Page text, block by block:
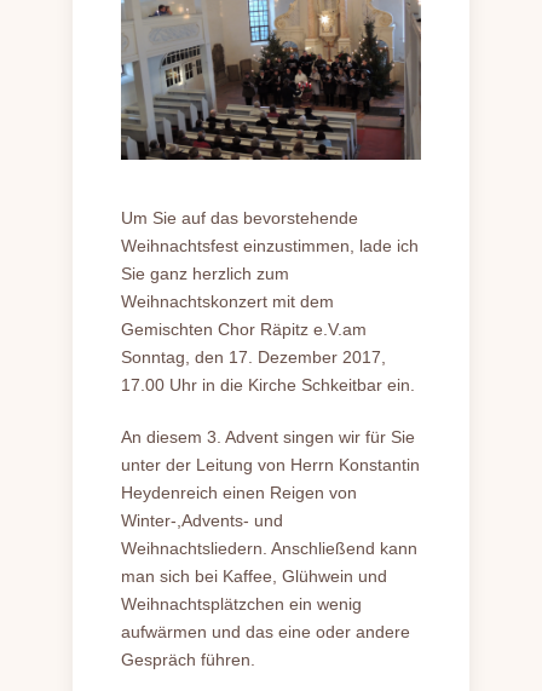
Um Sie auf das bevorstehende
Weihnachtsfest einzustimmen, lade ich
Sie ganz herzlich zum
Weihnachtskonzert mit dem
Gemischten Chor Räpitz e.V.am
Sonntag, den 17. Dezember 2017,
17.00 Uhr in die Kirche Schkeitbar ein.
An diesem 3. Advent singen wir für Sie
unter der Leitung von Herrn Konstantin
Heydenreich einen Reigen von
Winter-,Advents- und
Weihnachtsliedern. Anschließend kann
man sich bei Kaffee, Glühwein und
Weihnachtsplätzchen ein wenig
aufwärmen und das eine oder andere
Gespräch führen.